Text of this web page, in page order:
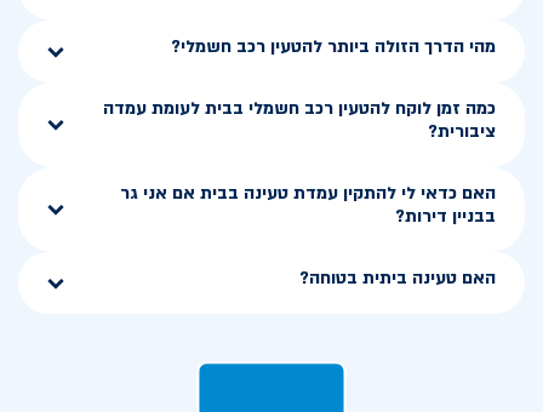
מהי הדרך הזולה ביותר להטעין רכב חשמלי?
כמה זמן לוקח להטעין רכב חשמלי בבית לעומת עמדה
ציבורית?
האם כדאי לי להתקין עמדת טעינה בבית אם אני גר
בבניין דירות?
האם טעינה ביתית בטוחה?